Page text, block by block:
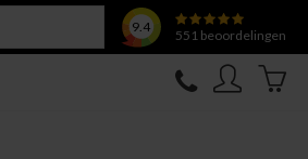
9.4
551 beoordelingen